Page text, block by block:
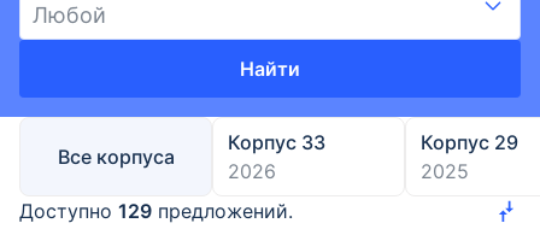
Любой
Найти
Все корпуса
Корпус 33
2026
Корпус 29
2025
Доступно 129 предложений.